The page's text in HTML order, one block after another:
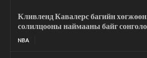
Кливленд Кавалерс багийн
солилцооны наймааны байг
NBA